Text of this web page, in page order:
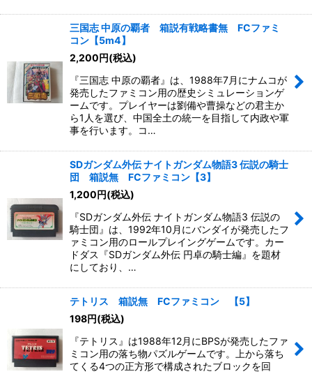
三国志 中原の覇者 箱説有戦略書無 FCファミ
コン【5m4】
2,200円(税込)
『三国志 中原の覇者』は、1988年7月にナムコが
発売したファミコン用の歴史シミュレーションゲ
ームです。プレイヤーは劉備や曹操などの君主か
ら1人を選び、中国全土の統一を目指して内政や軍
事を行います。コ…
SDガンダム外伝 ナイトガンダム物語3 伝説の騎士
団 箱説無 FCファミコン【3】
1,200円(税込)
『SDガンダム外伝 ナイトガンダム物語3 伝説の
騎士団』は、1992年10月にバンダイが発売したフ
ァミコン用のロールプレイングゲームです。カー
ドダス『SDガンダム外伝 円卓の騎士編』を題材
にしており、…
テトリス 箱説無 FCファミコン 【5】
198円(税込)
『テトリス』は1988年12月にBPSが発売したファ
ミコン用の落ち物パズルゲームです。上から落ち
てくる4つの正方形で構成されたブロックを回